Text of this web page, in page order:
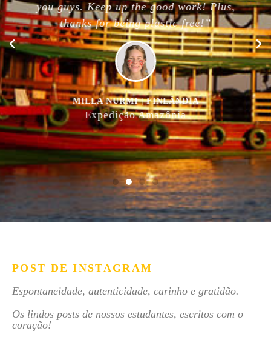
you guys. Keep up the good work! Plus,
thanks for being plastic free!”
MILLA NURMI | FINLÂNDIA
Expedição Amazônia
POST DE INSTAGRAM
Espontaneidade, autenticidade, carinho e gratidão.
Os lindos posts de nossos estudantes, escritos com o
coração!